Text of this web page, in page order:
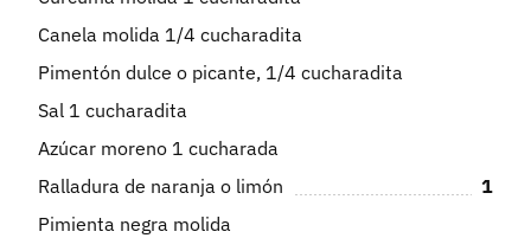
Canela molida 1/4 cucharadita
Pimentón dulce o picante, 1/4 cucharadita
Sal 1 cucharadita
Azúcar moreno 1 cucharada
Ralladura de naranja o limón
1
Pimienta negra molida